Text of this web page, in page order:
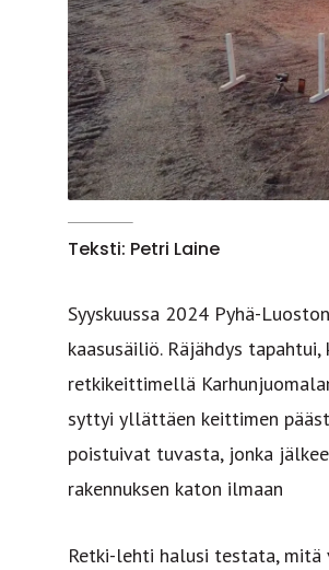
Teksti: Petri Laine
Syyskuussa 2024 Pyhä-
kaasusäiliö. Räjähdys
retkikeittimellä
syttyi yllättäen keittimen
poistuivat tuvasta, jonka
rakennuksen katon ilmaan
Retki-lehti halusi testata, mitä